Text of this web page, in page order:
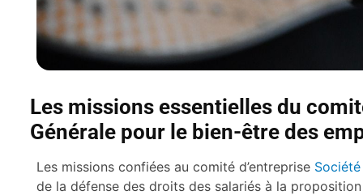
Les missions essentielles du
Générale pour le bien-être des
Les missions confiées au comité d’entreprise
de la défense des droits des salariés à la